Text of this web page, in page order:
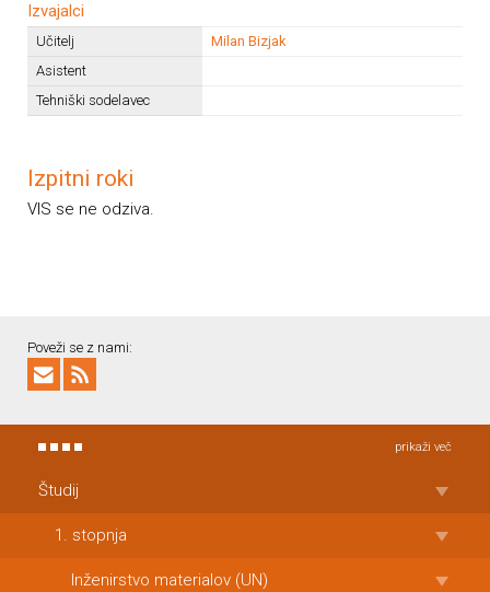
Izvajalci
Učitelj
Milan Bizjak
Asistent
Tehniški sodelavec
Izpitni roki
VIS se ne odziva.
Poveži se z nami:
prikaži več
Študij
1. stopnja
Inženirstvo materialov (UN)